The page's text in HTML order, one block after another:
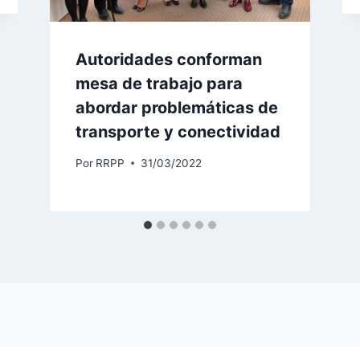
Autoridades conforman
mesa de trabajo para
abordar problemáticas de
transporte y conectividad
Por RRPP 31/03/2022